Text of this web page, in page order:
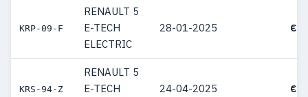
KRP-09-F
RENAULT 5
E-TECH
ELECTRIC
28-01-2025 €
KRS-94-Z
RENAULT 5
E-TECH
24-04-2025 €